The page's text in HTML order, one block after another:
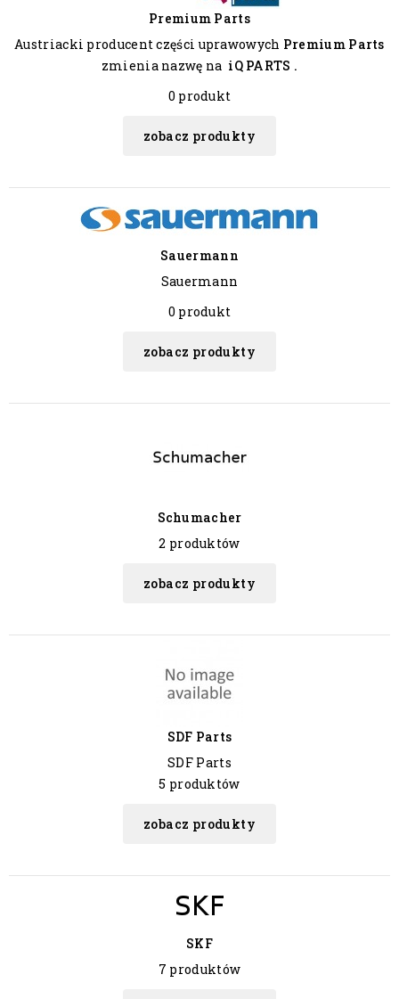
Premium Parts
Austriacki producent części uprawowych Premium Parts
zmienia nazwę na iQ PARTS .
0 produkt
zobacz produkty
Sauermann
Sauermann
0 produkt
zobacz produkty
Schumacher
2 produktów
zobacz produkty
SDF Parts
SDF Parts
5 produktów
zobacz produkty
SKF
7 produktów